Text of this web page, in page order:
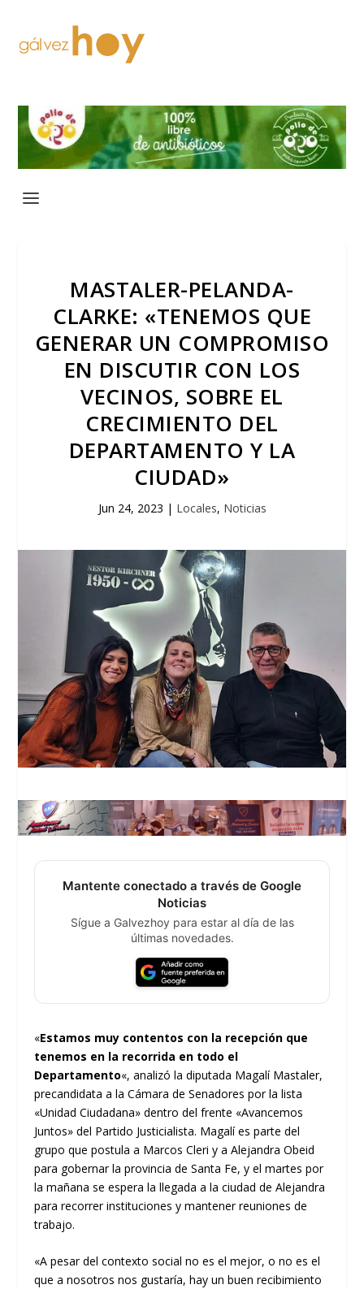
MASTALER-PELANDA-
CLARKE: «TENEMOS QUE
GENERAR UN COMPROMISO
EN DISCUTIR CON LOS
VECINOS, SOBRE EL
CRECIMIENTO DEL
DEPARTAMENTO Y LA
CIUDAD»
Jun 24, 2023 | Locales, Noticias
Mantente conectado a través de Google
Noticias
Sígue a Galvezhoy para estar al día de las
últimas novedades.
«Estamos muy contentos con la recepción que
tenemos en la recorrida en todo el
Departamento«, analizó la diputada Magalí Mastaler,
precandidata a la Cámara de Senadores por la lista
«Unidad Ciudadana» dentro del frente «Avancemos
Juntos» del Partido Justicialista. Magalí es parte del
grupo que postula a Marcos Cleri y a Alejandra Obeid
para gobernar la provincia de Santa Fe, y el martes por
la mañana se espera la llegada a la ciudad de Alejandra
para recorrer instituciones y mantener reuniones de
trabajo.
«A pesar del contexto social no es el mejor, o no es el
que a nosotros nos gustaría, hay un buen recibimiento